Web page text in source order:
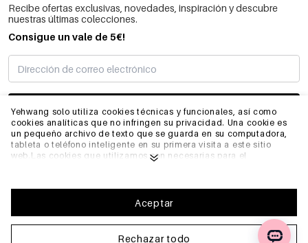
Yehwang solo utiliza cookies técnicas y funcionales, así como
cookies analíticas que no infringen su privacidad. Una cookie es
un pequeño archivo de texto que se guarda en su computadora,
tableta o teléfono inteligente en su primera visita a este sitio
web.Las cookies que utilizamos son necesarias para el
por ejemplo, sus preferencias. También nos permiten optimizar
nuestro sitio web.Para garantizar una buena experiencia de
navegación y compra en Yehwang, le recomendamos que acepte
nuestra recopilación y uso de cookies. Puede darse de baja de las
cookies ajustando la configuración de su navegador de internet
Rechazar todo
Aceptar
Recibe ofertas exclusivas, novedades, inspiración y descubre
nuestras últimas colecciones.
Consigue un vale de 5€!
SUSCRIBIRME
INFORMACIÓN